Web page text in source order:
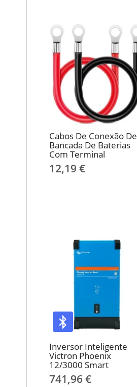
Cabos De Conexão De
Bancada De Baterias
Com Terminal
12,19 €
Inversor Inteligente
Victron Phoenix
12/3000 Smart
741,96 €